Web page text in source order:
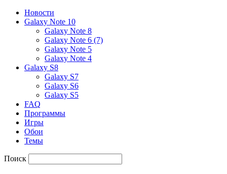
Новости
Galaxy Note 10
Galaxy Note 8
Galaxy Note 6 (7)
Galaxy Note 5
Galaxy Note 4
Galaxy S8
Galaxy S7
Galaxy S6
Galaxy S5
FAQ
Программы
Игры
Обои
Темы
Поиск